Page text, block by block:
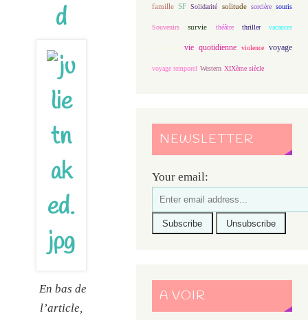
d
En bas de
l’article,
famille SF Solidarité solitude sorcière souris
Souvenirs survie théâtre thriller vacances
vie quotidienne violence voyage
voyage temporel Western XIXème siècle
NEWSLETTER
Your email:
A VOIR